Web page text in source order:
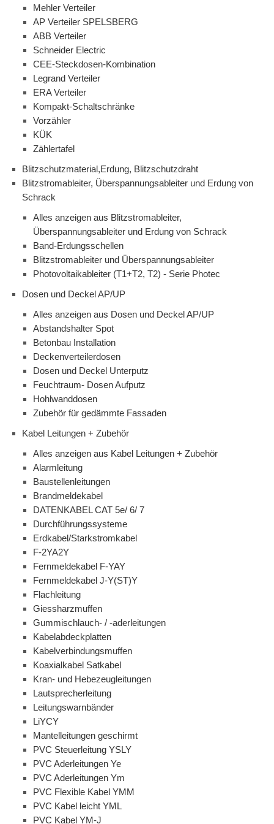
Mehler Verteiler
AP Verteiler SPELSBERG
ABB Verteiler
Schneider Electric
CEE-Steckdosen-Kombination
Legrand Verteiler
ERA Verteiler
Kompakt-Schaltschränke
Vorzähler
KÜK
Zählertafel
Blitzschutzmaterial,Erdung, Blitzschutzdraht
Blitzstromableiter, Überspannungsableiter und Erdung von
Schrack
Alles anzeigen aus Blitzstromableiter,
Überspannungsableiter und Erdung von Schrack
Band-Erdungsschellen
Blitzstromableiter und Überspannungsableiter
Photovoltaikableiter (T1+T2, T2) - Serie Photec
Dosen und Deckel AP/UP
Alles anzeigen aus Dosen und Deckel AP/UP
Abstandshalter Spot
Betonbau Installation
Deckenverteilerdosen
Dosen und Deckel Unterputz
Feuchtraum- Dosen Aufputz
Hohlwanddosen
Zubehör für gedämmte Fassaden
Kabel Leitungen + Zubehör
Alles anzeigen aus Kabel Leitungen + Zubehör
Alarmleitung
Baustellenleitungen
Brandmeldekabel
DATENKABEL CAT 5e/ 6/ 7
Durchführungssysteme
Erdkabel/Starkstromkabel
F-2YA2Y
Fernmeldekabel F-YAY
Fernmeldekabel J-Y(ST)Y
Flachleitung
Giessharzmuffen
Gummischlauch- / -aderleitungen
Kabelabdeckplatten
Kabelverbindungsmuffen
Koaxialkabel Satkabel
Kran- und Hebezeugleitungen
Lautsprecherleitung
Leitungswarnbänder
LiYCY
Mantelleitungen geschirmt
PVC Steuerleitung YSLY
PVC Aderleitungen Ye
PVC Aderleitungen Ym
PVC Flexible Kabel YMM
PVC Kabel leicht YML
PVC Kabel YM-J